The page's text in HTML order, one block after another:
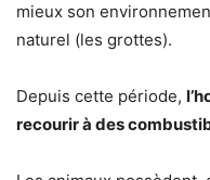
mieux son
naturel (les grottes).
Depuis cette période,
recourir à des